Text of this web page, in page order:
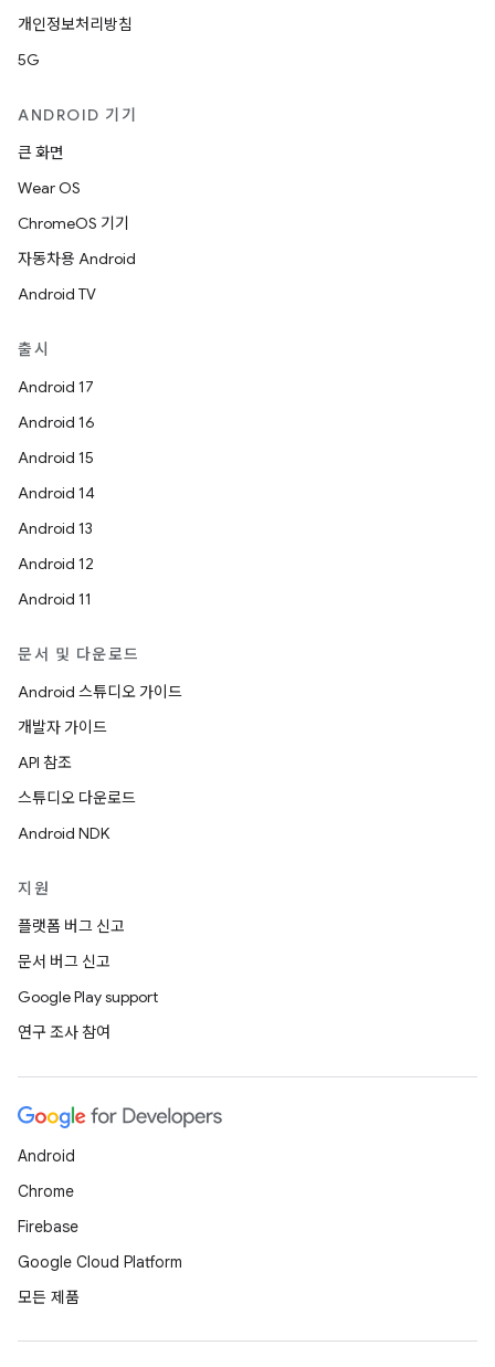
개인정보처리방침
5G
ANDROID 기기
큰 화면
Wear OS
ChromeOS 기기
자동차용 Android
Android TV
출시
Android 17
Android 16
Android 15
Android 14
Android 13
Android 12
Android 11
문서 및 다운로드
Android 스튜디오 가이드
개발자 가이드
API 참조
스튜디오 다운로드
Android NDK
지원
플랫폼 버그 신고
문서 버그 신고
Google Play support
연구 조사 참여
Android
Chrome
Firebase
Google Cloud Platform
모든 제품